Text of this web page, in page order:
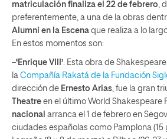
matriculación finaliza el 22 de febrero,
preferentemente, a una de la obras
Alumni en la Escena que realiza a lo
En estos momentos son:
–‘Enrique VIII’. Esta obra de
la Compañía Rakatá de la Fundación
dirección de Ernesto Arias, fue la gran
Theatre en el último World Shakespeare
nacional arranca el 1 de febrero en
ciudades españolas como Pamplona (15